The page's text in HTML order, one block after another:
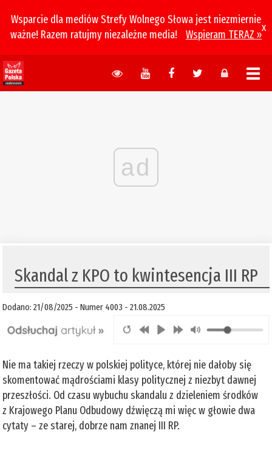
Wsparcie dla mediów Strefy Wolnego Słowa jest niezmiernie
ważne! Razem ratujmy niezależne media!
Wspieram TERAZ »
x
ad
Skandal z KPO to kwintesencja III RP
Dodano: 21/08/2025 - Numer 4003 - 21.08.2025
Nie ma takiej rzeczy w polskiej polityce, której nie dałoby się
skomentować mądrościami klasy politycznej z niezbyt dawnej
przeszłości. Od czasu wybuchu skandalu z dzieleniem środków
z Krajowego Planu Odbudowy dźwięczą mi więc w głowie dwa
cytaty – ze starej, dobrze nam znanej III RP.